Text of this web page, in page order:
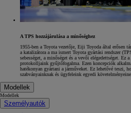
A TPS hozzájárulása a minőséghez
1955-ben a Toyota vezetője, Eiji Toyoda által erősen
a katalizátora a ma ismert Toyota gyártási rendszer
sebességet, a minőséget és a vevői elégedettséget. Ez
protokolljaink gyűjtőfogalma. Ezen koncepciók
hatékonyan gyártani a járműveket. Ez lehetővé teszi,
szabványainknak és ügyfeleink egyedi
Modellek
Modellek
Személyautók